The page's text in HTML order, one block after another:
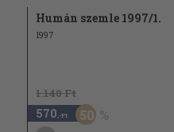
Humán szemle 1997/1.
1997
1.140 Ft
570 ,-Ft 50